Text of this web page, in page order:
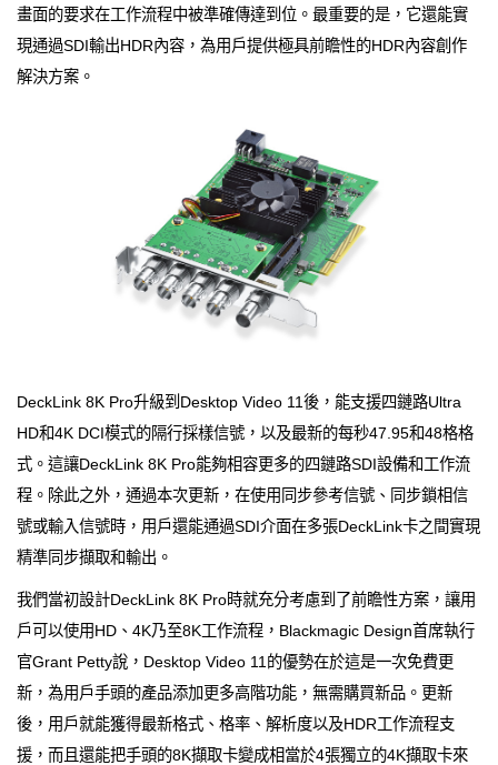
畫面的要求在工作流程中被準確傳達到位。最重要的是，它還能實
現通過SDI輸出HDR內容，為用戶提供極具前瞻性的HDR內容創作
解決方案。
DeckLink 8K Pro升級到Desktop Video 11後，能支援四鏈路Ultra
HD和4K DCI模式的隔行採樣信號，以及最新的每秒47.95和48格格
式。這讓DeckLink 8K Pro能夠相容更多的四鏈路SDI設備和工作流
程。除此之外，通過本次更新，在使用同步參考信號、同步鎖相信
號或輸入信號時，用戶還能通過SDI介面在多張DeckLink卡之間實現
精準同步擷取和輸出。
我們當初設計DeckLink 8K Pro時就充分考慮到了前瞻性方案，讓用
戶可以使用HD、4K乃至8K工作流程，Blackmagic Design首席執行
官Grant Petty說，Desktop Video 11的優勢在於這是一次免費更
新，為用戶手頭的產品添加更多高階功能，無需購買新品。更新
後，用戶就能獲得最新格式、格率、解析度以及HDR工作流程支
援，而且還能把手頭的8K擷取卡變成相當於4張獨立的4K擷取卡來